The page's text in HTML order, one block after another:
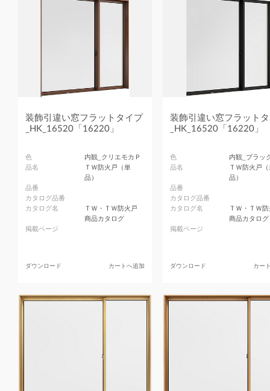
装飾引違い窓フラットタイプ
_HK_16520「16220」
色
内観_クリエモカＰ
品名
ＴＷ防火戸（単
品）
品番
カタログ品番
カタログ名
ＴＷ・ＴＷ防火戸
商品カタログ
掲載ページ
ダウンロード カートへ追加
装飾引違い窓フラット
_HK_16520「16220」
色
内観_ブラッ
品名
ＴＷ防火戸
品）
品番
カタログ品番
カタログ名
ＴＷ・ＴＷ
商品カタログ
掲載ページ
ダウンロード カー